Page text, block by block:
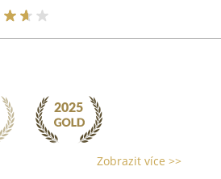
Zobrazit více >>